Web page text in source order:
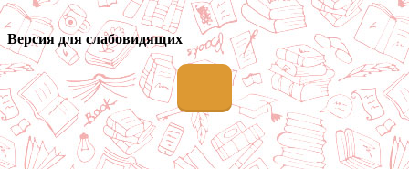
Версия для слабовидящих